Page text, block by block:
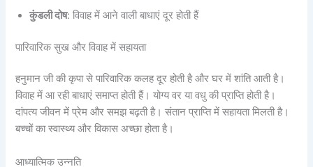
कुंडली दोष: विवाह में आने वाली बाधाएं दूर होती हैं
पारिवारिक सुख और विवाह में सहायता
हनुमान जी की कृपा से पारिवारिक कलह दूर होती है और घर में शांति आती है।
विवाह में आ रही बाधाएं समाप्त होती हैं। योग्य वर या वधु की प्राप्ति होती है।
दांपत्य जीवन में प्रेम और समझ बढ़ती है। संतान प्राप्ति में सहायता मिलती है।
बच्चों का स्वास्थ्य और विकास अच्छा होता है।
आध्यात्मिक उन्नति